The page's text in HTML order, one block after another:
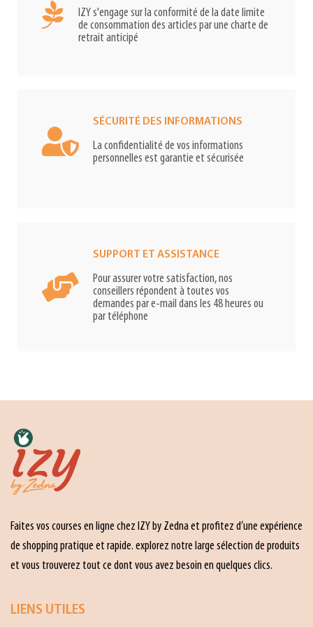
IZY s'engage sur la conformité de la date limite
de consommation des articles par une charte de
retrait anticipé
SÉCURITÉ DES INFORMATIONS
La confidentialité de vos informations
personnelles est garantie et sécurisée
SUPPORT ET ASSISTANCE
Pour assurer votre satisfaction, nos
conseillers répondent à toutes vos
demandes par e-mail dans les 48 heures ou
par téléphone
Faites vos courses en ligne chez IZY by Zedna et profitez d’une expérience
de shopping pratique et rapide. explorez notre large sélection de produits
et vous trouverez tout ce dont vous avez besoin en quelques clics.
LIENS UTILES